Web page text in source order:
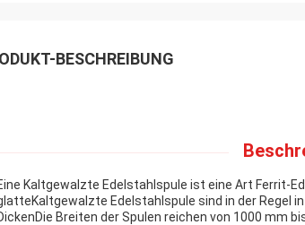
BESCHREIBUNG
Kaltgewalzte Edelstahlspule ist eine Art Ferrit-
Edelstahlspule sind in der Regel in
Breiten der Spulen reichen von 1000 mm